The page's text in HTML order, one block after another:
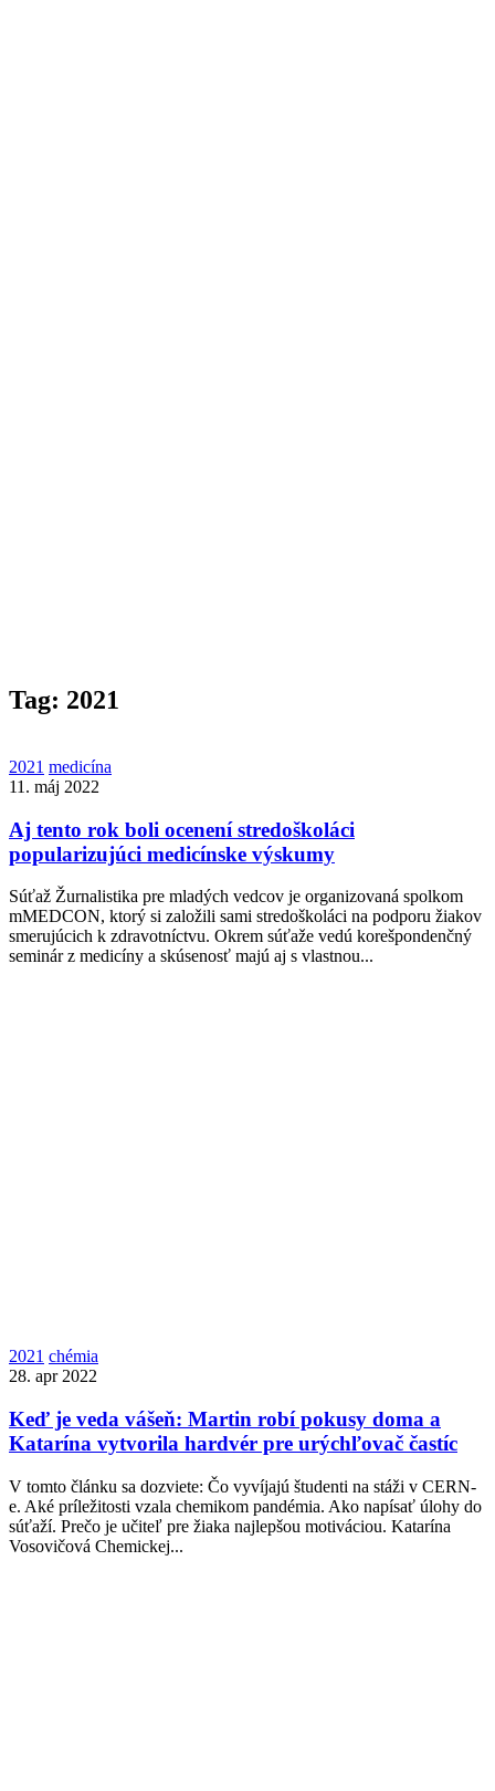
Tag: 2021
2021 medicína
11. máj 2022
Aj tento rok boli ocenení stredoškoláci
popularizujúci medicínske výskumy
Súťaž Žurnalistika pre mladých vedcov je organizovaná spolkom
mMEDCON, ktorý si založili sami stredoškoláci na podporu žiakov
smerujúcich k zdravotníctvu. Okrem súťaže vedú korešpondenčný
seminár z medicíny a skúsenosť majú aj s vlastnou...
2021 chémia
28. apr 2022
Keď je veda vášeň: Martin robí pokusy doma a
Katarína vytvorila hardvér pre urýchľovač častíc
V tomto článku sa dozviete: Čo vyvíjajú študenti na stáži v CERN-
e. Aké príležitosti vzala chemikom pandémia. Ako napísať úlohy do
súťaží. Prečo je učiteľ pre žiaka najlepšou motiváciou. Katarína
Vosovičová Chemickej...